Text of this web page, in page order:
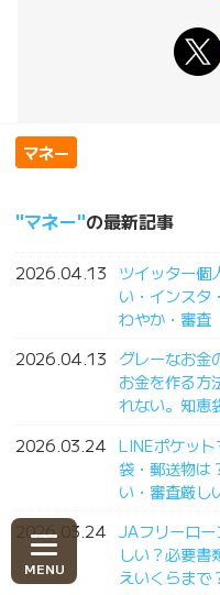
マネー
マネー の最新記事
2026.04.13
ツイッター個
い・インスタ
わやか・審査
2026.04.13
グレーなお金
お金を作る方
れない。知恵
2026.03.24 LINEポケッ
袋・郵送物は
い・審査厳し
2026.03.24 JAフリーロ
しい？必要書
えいくらまで